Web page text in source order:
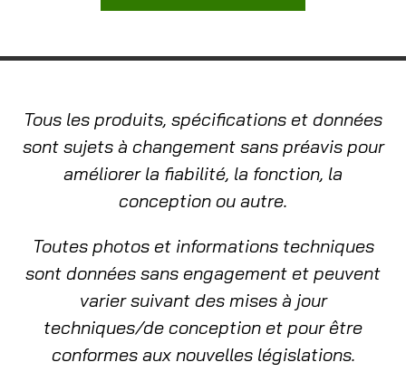
Tous les produits, spécifications et données
sont sujets à changement sans préavis pour
améliorer la fiabilité, la fonction, la
conception ou autre.
Toutes photos et informations techniques
sont données sans engagement et peuvent
varier suivant des mises à jour
techniques/de conception et pour être
conformes aux nouvelles législations.